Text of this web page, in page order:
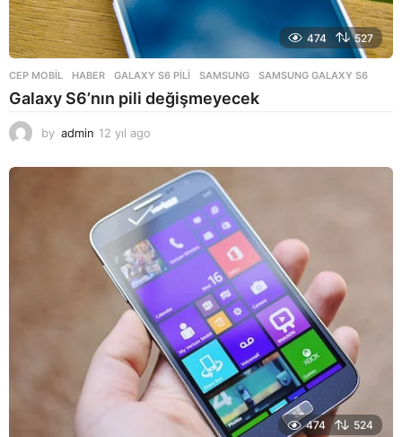
474 527
CEP MOBIL ,HABER GALAXY S6 PILI ,SAMSUNG ,SAMSUNG GALAXY S6
Galaxy S6’nın pili değişmeyecek
by admin 12 yıl ago
y
l
a
g
o
474 524